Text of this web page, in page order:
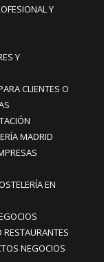
Y
Y
CLIENTES O
MADRID
EN
NEGOCIOS